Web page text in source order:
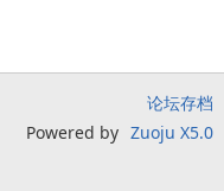
论坛存档
Powered by Zuoju X5.0